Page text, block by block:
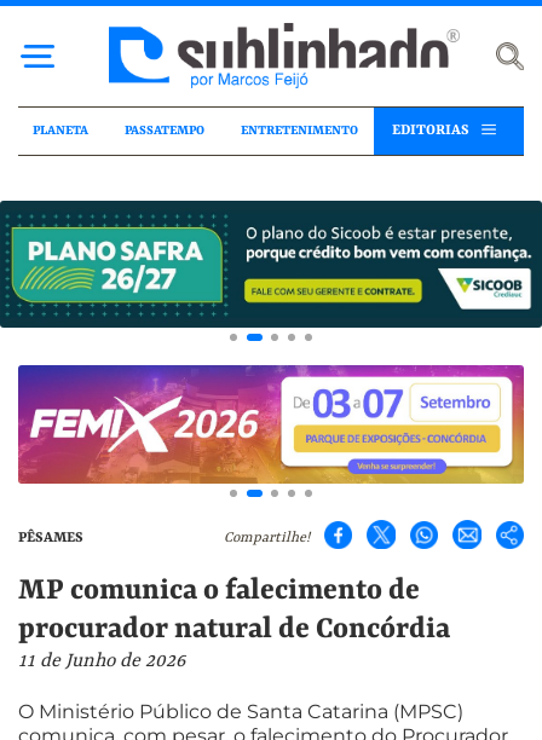
PLANETA PASSATEMPO ENTRETENIMENTO EDITORIAS
PÊSAMES Compartilhe!
MP comunica o falecimento de
procurador natural de Concórdia
11 de Junho de 2026
O Ministério Público de Santa Catarina (MPSC)